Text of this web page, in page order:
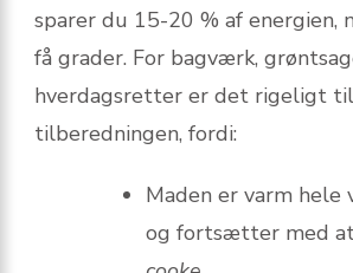
sparer du 15-20 % af energien,
få grader. For bagværk,
hverdagsretter er det rigeligt
tilberedningen, fordi:
Maden er varm hele
og fortsætter med